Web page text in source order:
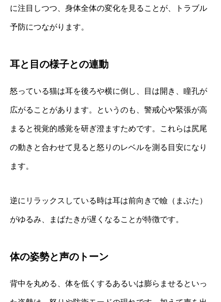
に注目しつつ、身体全体の変化を見ることが、トラブル
予防につながります。
耳と目の様子との連動
怒っている猫は耳を後ろや横に倒し、目は開き、瞳孔が
広がることがあります。というのも、警戒心や緊張が高
まると視覚的感覚を研ぎ澄ますためです。これらは尻尾
の動きと合わせて見ると怒りのレベルを測る目安になり
ます。
逆にリラックスしている時は耳は前向きで瞼（まぶた）
がゆるみ、まばたきが遅くなることが特徴です。
体の姿勢と声のトーン
背中を丸める、体を低くするあるいは膨らませるといっ